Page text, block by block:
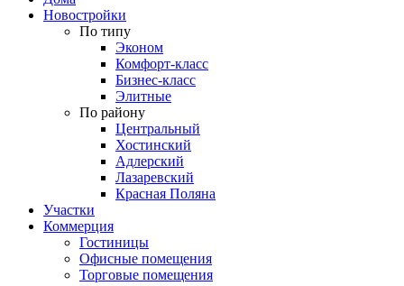
Новостройки
По типу
Эконом
Комфорт-класс
Бизнес-класс
Элитные
По району
Центральный
Хостинский
Адлерский
Лазаревский
Красная Поляна
Участки
Коммерция
Гостиницы
Офисные помещения
Торговые помещения